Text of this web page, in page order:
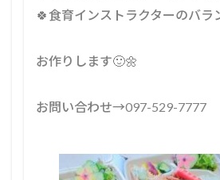
⁡🍀食育インストラクターのバラ
⁡お作りします🙂🌼⁡
⁡お問い合わせ→097-529-7777⁡